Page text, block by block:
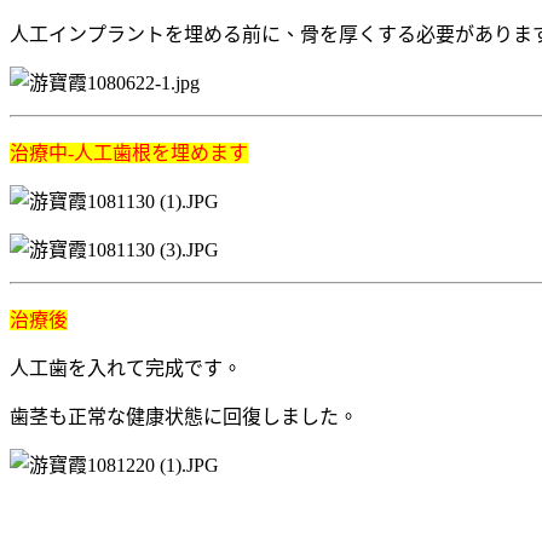
人工インプラントを埋める前に、骨を厚くする必要がありま
治療中-人工歯根を埋めます
治療後
人工歯を入れて完成です。
歯茎も正常な健康状態に回復しました。